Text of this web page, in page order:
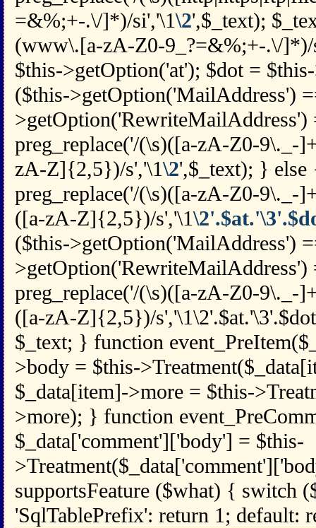
=&%;+-.\/]*)/si','\1\2',$_text);
(www\.[a-zA-Z0-9_?=&%;+-.\/]*)/
$this->getOption('at'); $dot =
($this->getOption('MailAddress')
preg_replace('/(\s)([a-zA-Z0-9\._-
zA-Z]{2,5})/s','\1\2',$_text); } else
preg_replace('/(\s)([a-zA-Z0-9\._-
([a-zA-Z]{2,5})/s','\1
($this->getOption('MailAddress')
preg_replace('/(\s)([a-zA-Z0-9\._-
([a-zA-Z]{2,5})/
$_text; } function
>body = $this-
$_data[item]->more = $this-
>more); } function
$_data['comment']['body'] = $this-
supportsFeature ($what) { switch
'SqlTablePrefix': return 1; default: